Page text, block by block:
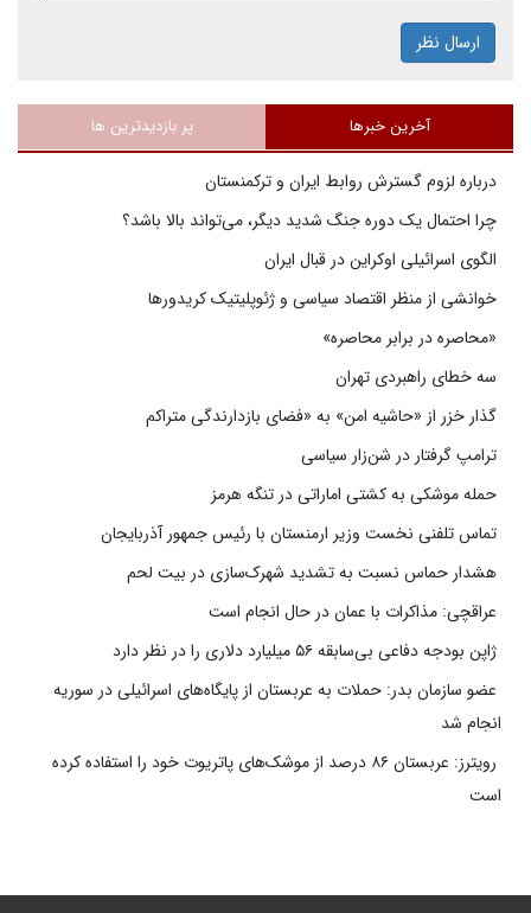
ارسال نظر
آخرین خبرها پر بازدیدترین ها
درباره لزوم گسترش روابط ایران و ترکمنستان
چرا احتمال یک دوره جنگ شدید دیگر، می‌تواند بالا باشد؟
الگوی اسرائیلی اوکراین در قبال ایران
خوانشی از منظر اقتصاد سیاسی و ژئوپلیتیک کریدورها
«محاصره در برابر محاصره»
سه خطای راهبردی تهران
گذار خزر از «حاشیه امن» به «فضای بازدارندگی متراکم
ترامپ گرفتار در شن‌زار سیاسی
حمله موشکی به کشتی اماراتی در تنگه هرمز
تماس تلفنی نخست وزیر ارمنستان با رئیس جمهور آذربایجان
هشدار حماس نسبت به تشدید شهرک‌سازی در بیت‌ لحم
عراقچی: مذاکرات با عمان در حال انجام است
ژاپن بودجه دفاعی بی‌سابقه ۵۶ میلیارد دلاری را در نظر دارد
عضو سازمان بدر: حملات به عربستان از پایگاه‌های اسرائیلی در سوریه
انجام شد
رویترز: عربستان ۸۶ درصد از موشک‌های پاتریوت خود را استفاده کرده
است